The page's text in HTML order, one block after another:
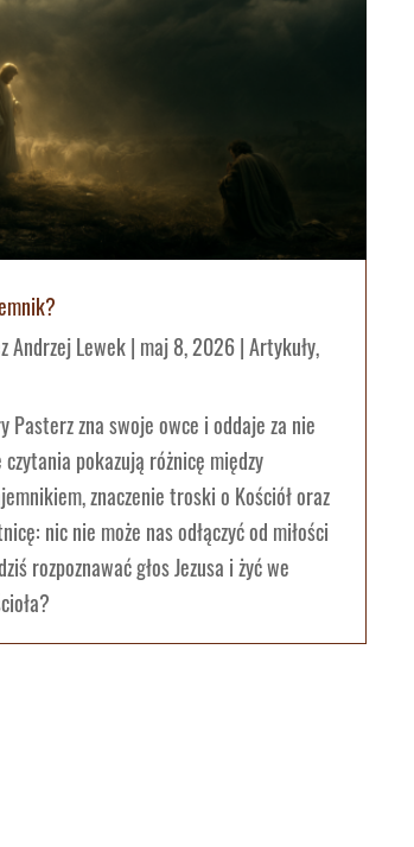
Andrzej Lewek| maj 8, 2026|Artykuły,
Pasterz zna swoje owce i oddaje za nie
czytania pokazują różnicę między
znaczenie troski o Kościół oraz
nic nie może nas odłączyć od miłości
rozpoznawać głos Jezusa i żyć we